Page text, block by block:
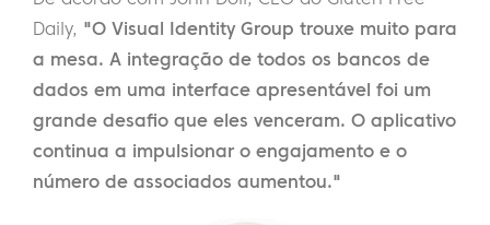
Daily, "O Visual Identity Group trouxe muito para
a mesa. A integração de todos os bancos de
dados em uma interface apresentável foi um
grande desafio que eles venceram. O aplicativo
continua a impulsionar o engajamento e o
número de associados aumentou."